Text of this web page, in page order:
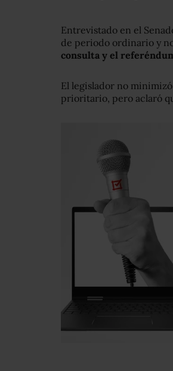
Entrevistado en el
de periodo ordinario y
consulta y el
El legislador no
prioritario, pero aclaró